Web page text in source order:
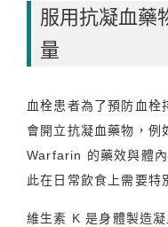
服用抗凝血藥
量
血栓患者為了預防血栓
會開立抗凝血藥物，
Warfarin 的藥效與體
此在日常飲食上需要特
維生素 K 是身體製造